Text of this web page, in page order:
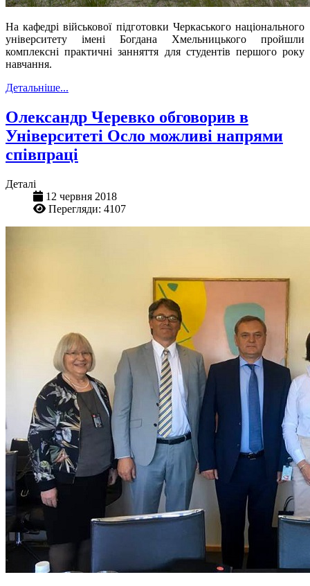
На кафедрі військової підготовки Черкаського національного
університету імені Богдана Хмельницького пройшли
комплексні практичні занняття для студентів першого року
навчання.
Детальніше...
Олександр Черевко обговорив в
Університеті Осло можливі напрями
співпраці
Деталі
12 червня 2018
Перегляди: 4107